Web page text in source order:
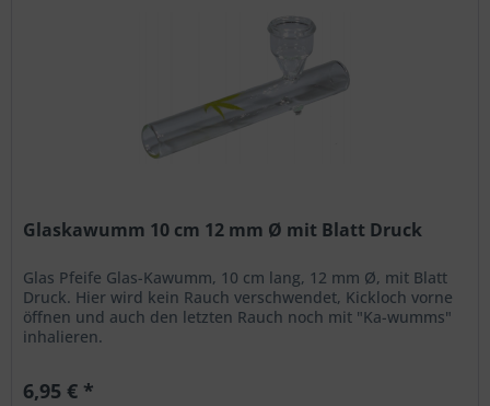
Glaskawumm 10 cm 12 mm Ø mit Blatt Druck
Glas Pfeife Glas-Kawumm, 10 cm lang, 12 mm Ø, mit Blatt
Druck. Hier wird kein Rauch verschwendet, Kickloch vorne
öffnen und auch den letzten Rauch noch mit "Ka-wumms"
inhalieren.
6,95 € *